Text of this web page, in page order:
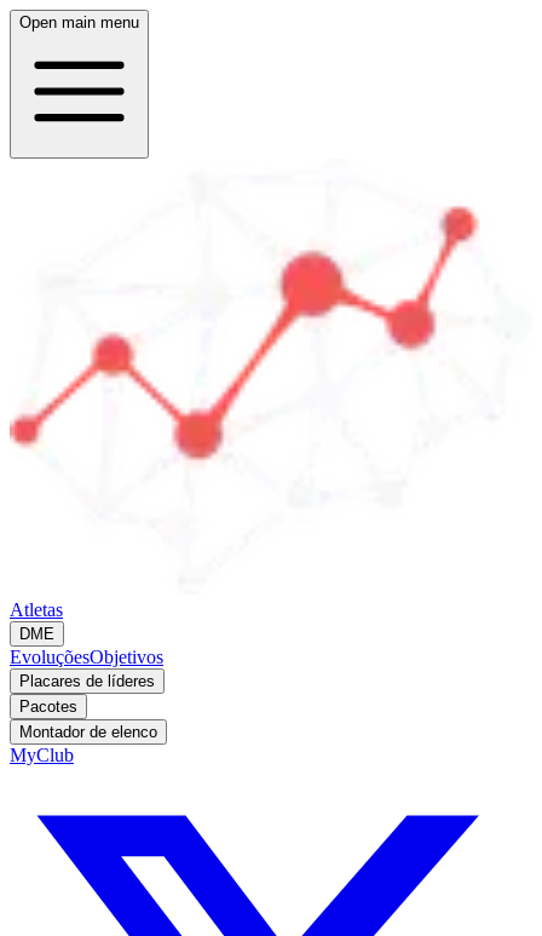
Open main menu
Atletas
DME
EvoluçõesObjetivos
Placares de líderes
Pacotes
Montador de elenco
MyClub